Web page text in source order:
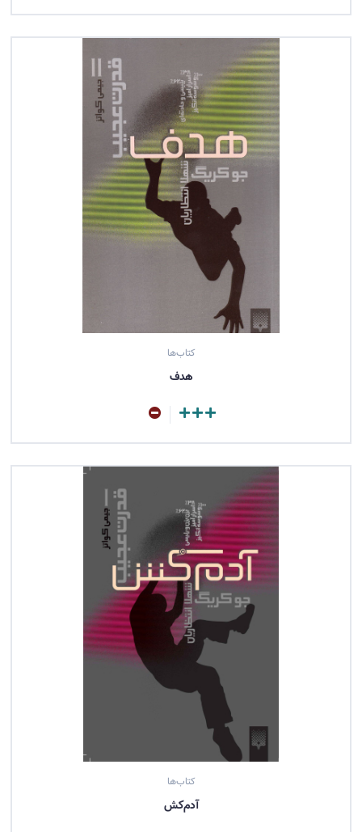
کتاب‌ها
هدف
مشاهده کتاب
کتاب‌ها
آدم‌کش